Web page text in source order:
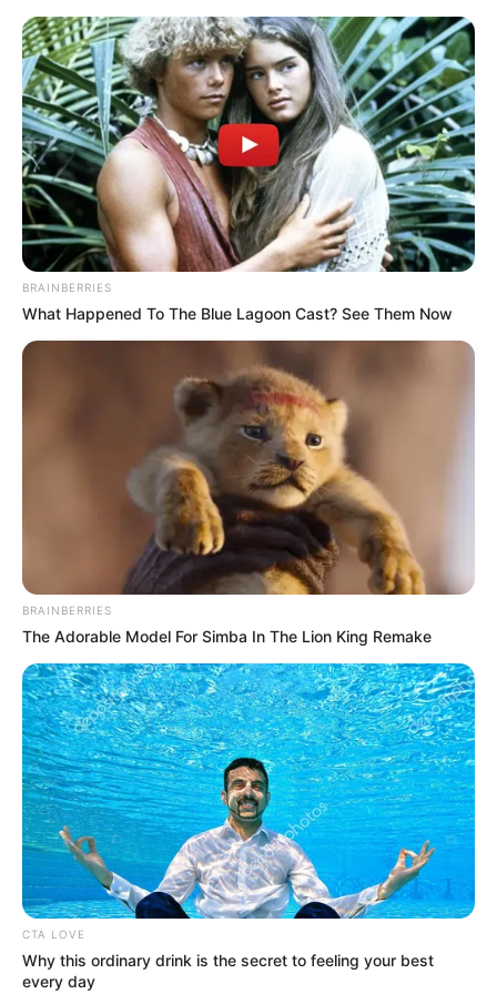
MENU
TAMPIL LEBIH STEALTH,
DRONE TEMPUR RUSIA
SUKHOI S-70 DILENGKAPI
“FLAT JET NOZZLE”
14/12/2021 | Berita Matra Udara,Berita Update Alutsista
Drone
| 7 Comments
BRAINBERRIES
What Happened To The Blue Lagoon Cast? See Them Now
BRAINBERRIES
The Adorable Model For Simba In The Lion King Remake
CTA LOVE
Why this ordinary drink is the secret to feeling your best
every day